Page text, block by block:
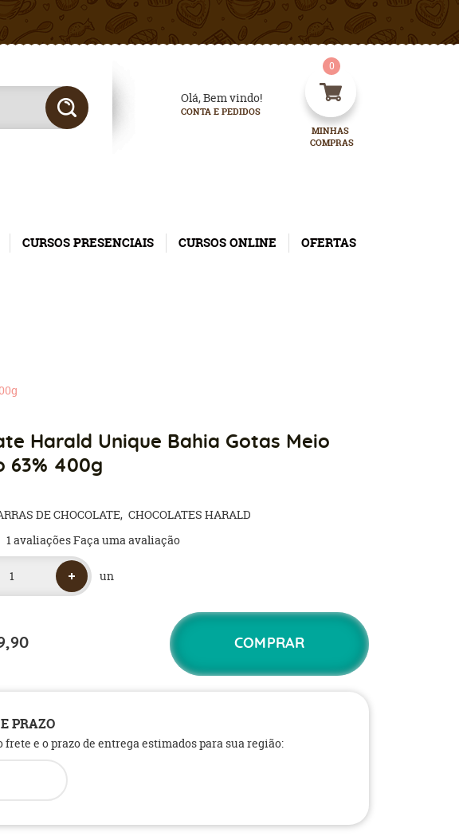
Olá, Bem vindo!
CONTA E PEDIDOS
MINHAS
COMPRAS
0
CURSOS PRESENCIAIS CURSOS ONLINE OFERTAS
Harald Unique Bahia Gotas Meio
63% 400g
DE CHOCOLATE CHOCOLATES HARALD
1 avaliaçõesFaça uma avaliação
un
COMPRAR
PRAZO
frete e o prazo de entrega estimados para sua região: